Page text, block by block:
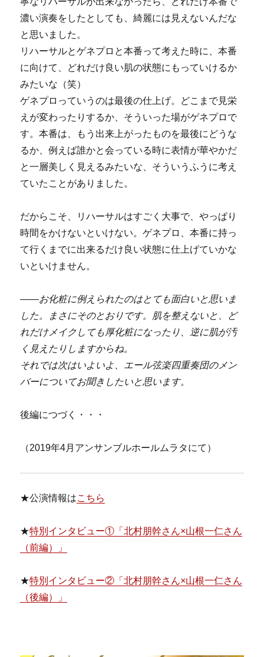
濃い演奏をしたとしても、綺麗には見えないんだな
と思いました。
リハーサルとゲネプロと本番って考えた時に、本番
に向けて、どれだけ良い肌の状態にもっていけるか
みたいな（笑）
ゲネプロっていうのは最後の仕上げ。どこまで見栄
えが変わったりするか、そういった場がゲネプロで
す。本番は、もう出来上がったものを最後にどうな
るか、例えば誰かと会っている時に表情が華やかだ
と一層美しく見えるみたいな、そういうふうに考え
ていたことがありました。
だからこそ、リハーサルはすごく大事で、やっぱり
時間をかけないといけない。ゲネプロ、本番に持っ
て行くまでに出来るだけ良い状態に仕上げていかな
いといけません。
――お化粧に例えられたのはとても面白いと思いま
した。まさにそのとおりです。肌を整えないと、ど
れだけメイクしても厚化粧になったり、逆に肌が汚
く見えたりしますからね。
それでは次はいよいよ、エール弦楽四重奏団のメン
バーについてお聞きしたいと思います。
後編につづく・・・
（2019年4月アンサンブルホールムラタにて）
★公演情報はこちら
★特別インタビュー①「北村朋幹さん×山根一仁さん
（前編）」
★特別インタビュー②「北村朋幹さん×山根一仁さん
（後編）」